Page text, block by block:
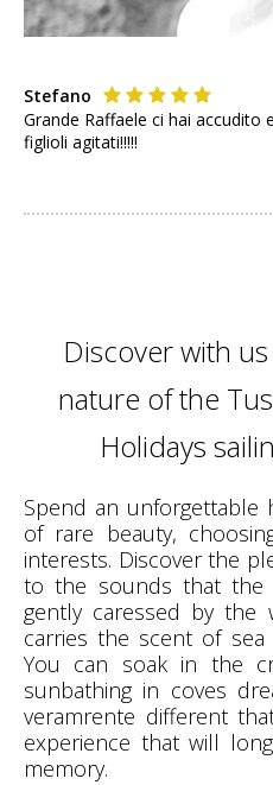
Stefano
Grande Raffaele ci hai
figlioli agitati!!!!!
Discover with
nature of the
Holidays
Spend an unforgettable
of rare beauty,
interests. Discover the
to the sounds that the
gently caressed by the
carries the scent of
You can soak in the
sunbathing in coves
veramrente different
experience that will
memory.